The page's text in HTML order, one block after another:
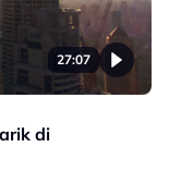
27:07
di